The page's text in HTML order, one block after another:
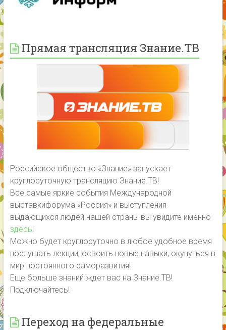
Прямая трансляция Знание.ТВ
Российское общество «Знание» запускает
круглосуточную трансляцию Знание.ТВ!
Все самые яркие события Международной
выставкифорума «Россия» и выступления
выдающихся людей нашей страны вы увидите именно
здесь!
Можно будет круглосуточно в любое удобное время
послушать лекции, освоить новые навыки, окунуться в
мир постоянного саморазвития!
Еще больше знаний ждет вас на Знание.ТВ!
Подключайтесь!
Переход на федеральные